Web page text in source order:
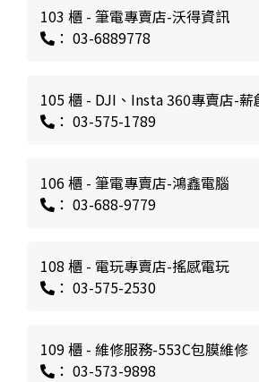
103 櫃 - 筆電專賣店-沃得資訊
： 03-6889778
105 櫃 - DJI、Insta 360專賣店-薪
： 03-575-1789
106 櫃 - 筆電專賣店-鴻鑫電腦
： 03-688-9779
108 櫃 - 電玩專賣店-搖感電玩
： 03-575-2530
109 櫃 - 維修服務-553C包膜維修
： 03-573-9898